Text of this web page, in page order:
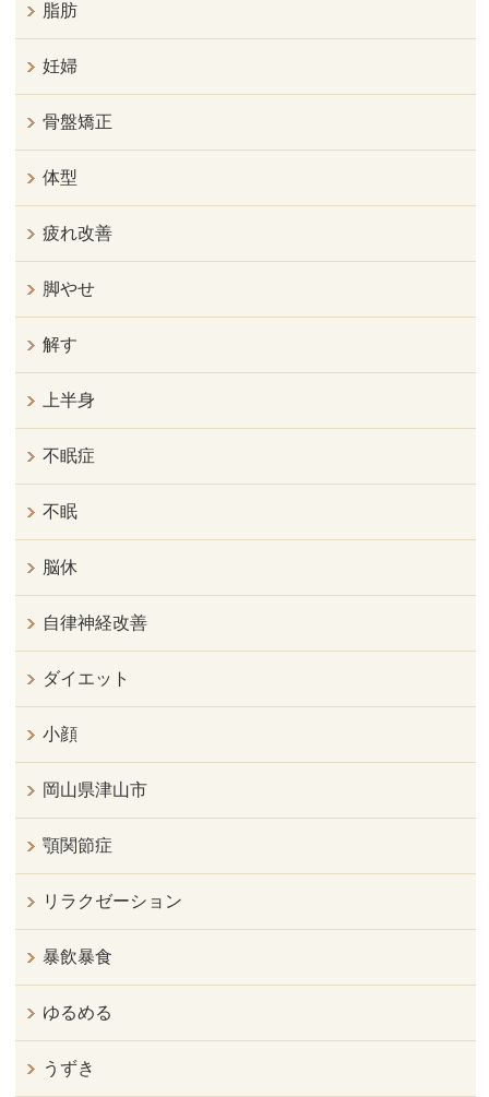
脂肪
妊婦
骨盤矯正
体型
疲れ改善
脚やせ
解す
上半身
不眠症
不眠
脳休
自律神経改善
ダイエット
小顔
岡山県津山市
顎関節症
リラクゼーション
暴飲暴食
ゆるめる
うずき